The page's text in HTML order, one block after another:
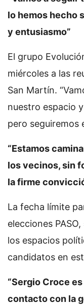
lo hemos hecho
y entusiasmo”
El grupo
miércoles a las
San Martín.
nuestro espacio
pero seguiremos
“Estamos
los vecinos, sin
la firme
La fecha límite
elecciones
los espacios
candidatos en
“Sergio Croce
contacto con la